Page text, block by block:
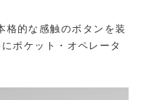
格的な感触のボタンを装
ポケット・オペレータ